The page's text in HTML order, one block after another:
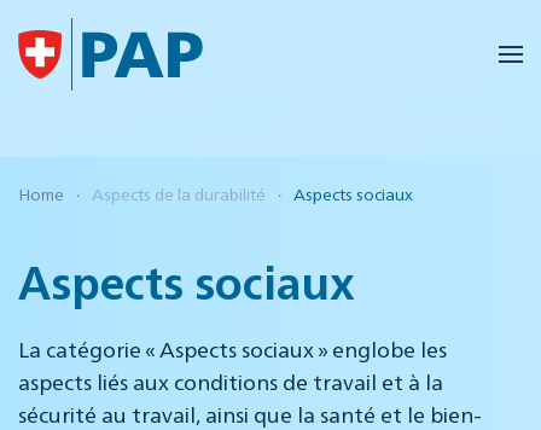
Accéder au contenu principal
Home Aspects de la durabilité Aspects sociaux
Aspects sociaux
La catégorie « Aspects sociaux » englobe les
aspects liés aux conditions de travail et à la
sécurité au travail, ainsi que la santé et le bien-